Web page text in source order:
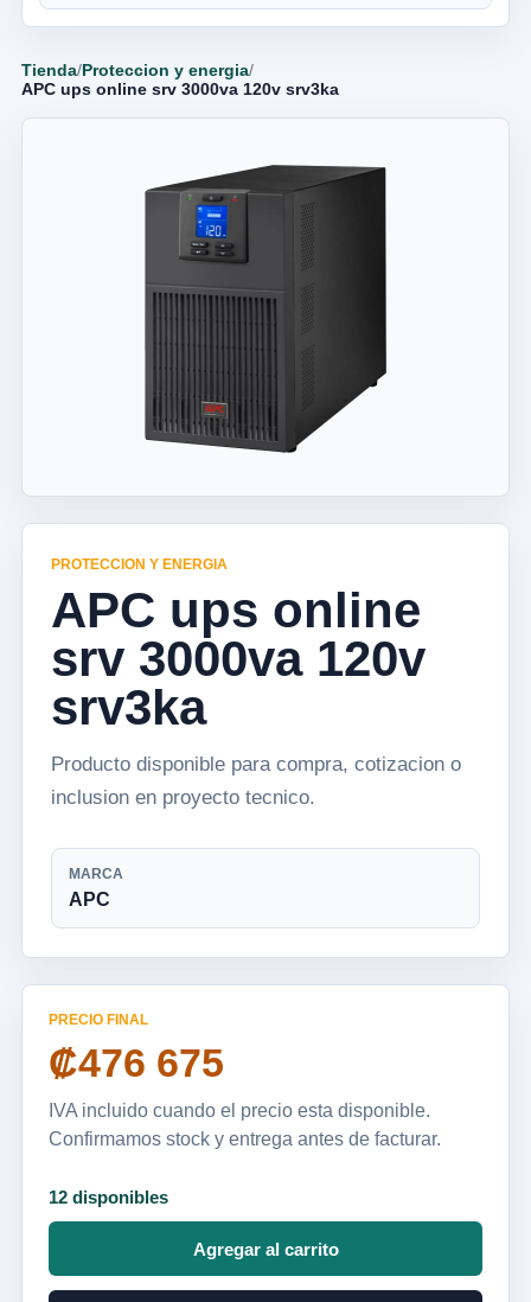
Tienda/Proteccion y energia/
APC ups online srv 3000va 120v srv3ka
PROTECCION Y ENERGIA
APC ups online
srv 3000va 120v
srv3ka
Producto disponible para compra, cotizacion o
inclusion en proyecto tecnico.
MARCA
APC
PRECIO FINAL
₡476 675
IVA incluido cuando el precio esta disponible.
Confirmamos stock y entrega antes de facturar.
12 disponibles
Agregar al carrito